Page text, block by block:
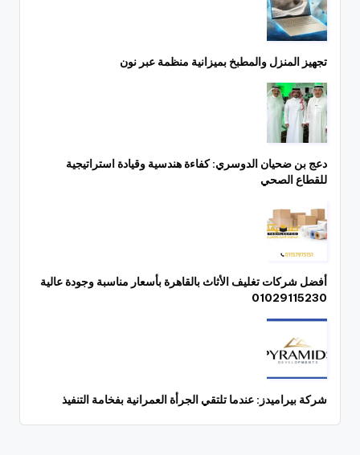
تجهيز المنزل والمطبخ بميزانية منظمة عبر نون
دعج بن ضحيان الدوسري: كفاءة هندسية وقيادة استراتيجية
للقطاع الصحي
أفضل شركات تغليف الأثاث بالقاهرة بأسعار مناسبة وجودة عالية
01029115230
شركة بيراميدز: عندما تلتقي الجرأة العمرانية بفخامة التنفيذ